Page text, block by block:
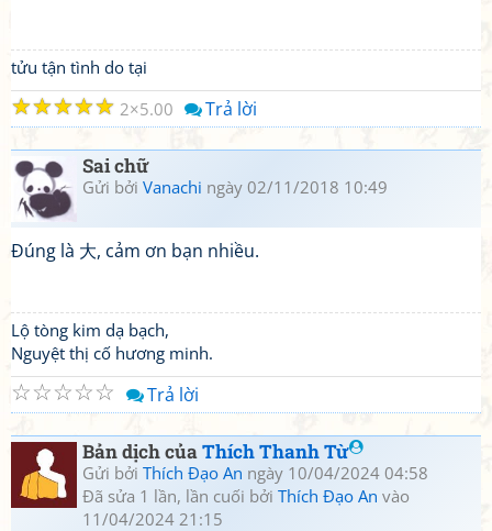
tửu tận tình do tại
☆
☆
☆
☆
☆ 2 5.00 Trả lời
Sai chữ
Gửi bởi Vanachi ngày 02/11/2018 10:49
Đúng là 大, cảm ơn bạn nhiều.
Lộ tòng kim dạ bạch,
Nguyệt thị cố hương minh.
☆
☆
☆
☆
☆ Trả lời
Bản dịch củaThích Thanh Từ
Gửi bởi Thích Đạo An ngày 10/04/2024 04:58
Đã sửa 1 lần, lần cuối bởi Thích Đạo An vào
11/04/2024 21:15